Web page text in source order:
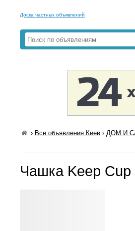
Доска частных объявлений
› Все объявления Киев ›ДОМ И
Чашка Keep